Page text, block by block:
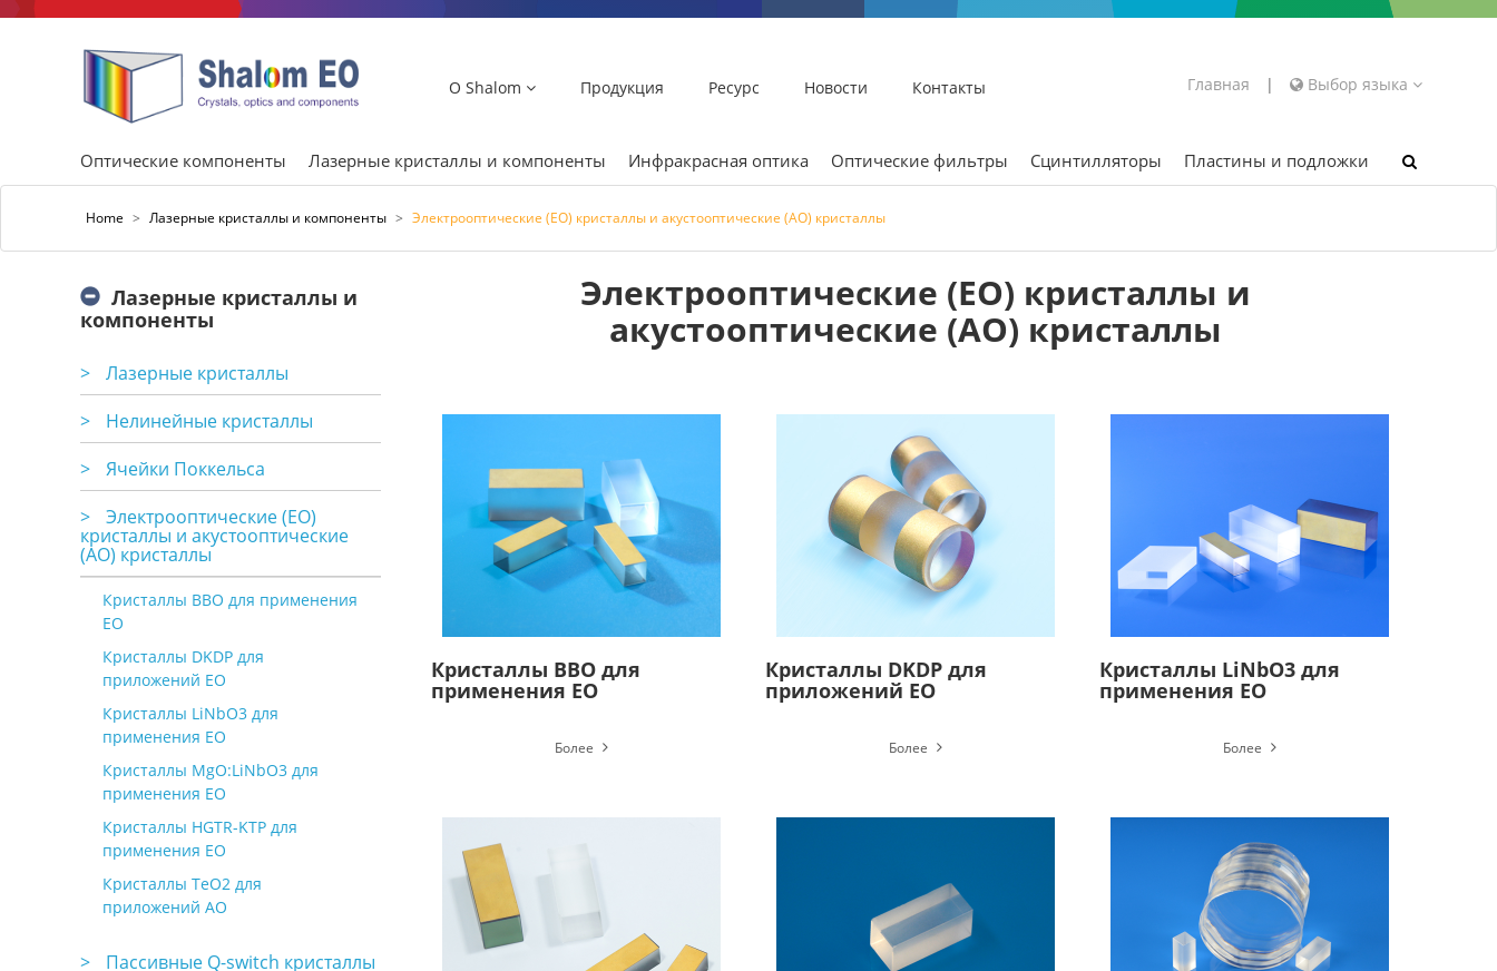
О Shalom Продукция Ресурс Новости Контакты Главная | Выбор языка
Оптические компоненты Лазерные кристаллы и компоненты Инфракрасная оптика Оптические фильтры Сцинтилляторы Пластины и подложки
Home > Лазерные кристаллы и компоненты > Электрооптические (EO) кристаллы и акустооптические (АО) кристаллы
Лазерные кристаллы и
компоненты
>
Лазерные кристаллы
>
Нелинейные кристаллы
>
Ячейки Поккельса
>
Электрооптические (EO)
кристаллы и акустооптические
(АО) кристаллы
Кристаллы BBO для применения
EO
Кристаллы DKDP для
приложений EO
Кристаллы LiNbO3 для
применения EO
Кристаллы MgO:LiNbO3 для
применения EO
Кристаллы HGTR-KTP для
применения EO
Кристаллы TeO2 для
приложений АО
>
Пассивные Q-switch кристаллы
Электрооптические (EO) кристаллы и
акустооптические (АО) кристаллы
Кристаллы BBO для
применения EO
Более
Кристаллы DKDP для
приложений EO
Более
Кристаллы LiNbO3 для
применения EO
Более